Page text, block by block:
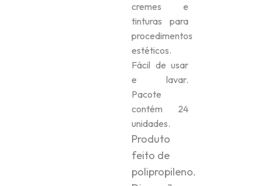
cremes e
tinturas para
procedimentos
estéticos.
Fácil de usar
e lavar.
Pacote
contém 24
unidades.
Produto
feito de
polipropileno.